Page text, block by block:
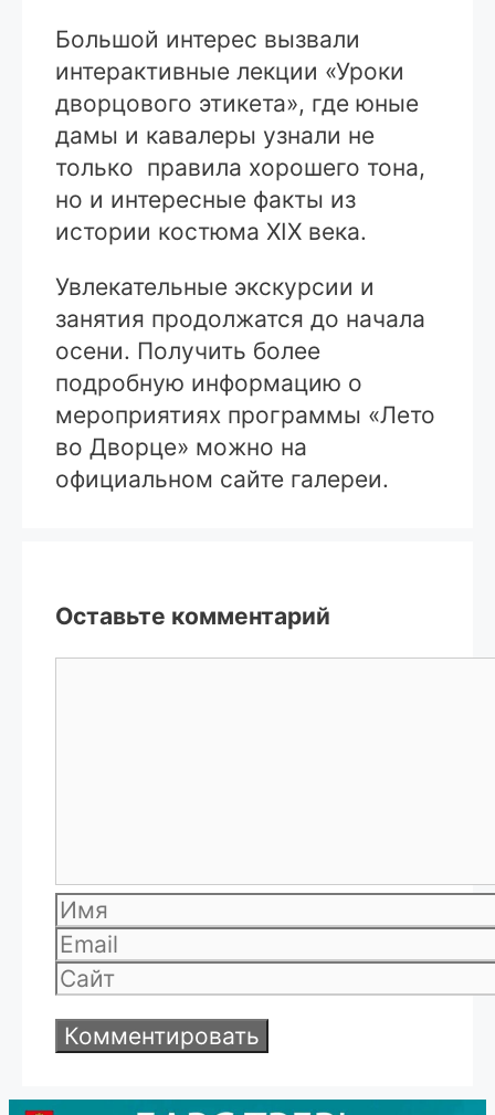
Большой интерес вызвали
интерактивные лекции «Уроки
дворцового этикета», где юные
дамы и кавалеры узнали не
только правила хорошего тона,
но и интересные факты из
истории костюма XIX века.
Увлекательные экскурсии и
занятия продолжатся до начала
осени. Получить более
подробную информацию о
мероприятиях программы «Лето
во Дворце» можно на
официальном сайте галереи.
Оставьте комментарий
Имя
Email
Сайт